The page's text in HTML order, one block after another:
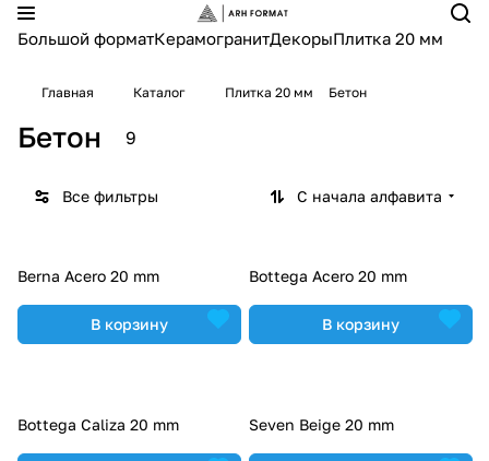
Большой форматКерамогранитДекорыПлитка 20 мм
Главная Каталог Плитка 20 мм Бетон
Бетон 9
Все фильтры С начала алфавита
Berna Acero 20 mm
В корзину
Bottega Acero 20 mm
В корзину
Bottega Caliza 20 mm Seven Beige 20 mm